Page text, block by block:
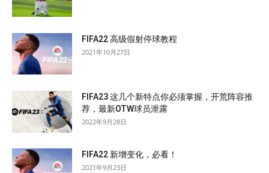
FIFA22 高级假射停球教程
2021年10月27日
FIFA23 这几个新特点你必须掌握，开荒阵容推
荐，最新OTW球员泄露
2022年9月28日
FIFA22 新增变化，必看！
2021年9月23日